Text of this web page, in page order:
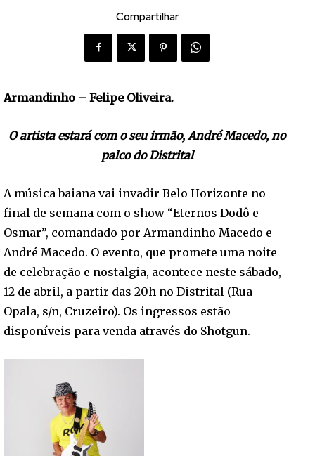
Compartilhar
Armandinho – Felipe Oliveira.
O artista estará com o seu irmão, André Macedo, no
palco do Distrital
A música baiana vai invadir Belo Horizonte no
final de semana com o show “Eternos Dodô e
Osmar”, comandado por Armandinho Macedo e
André Macedo. O evento, que promete uma noite
de celebração e nostalgia, acontece neste sábado,
12 de abril, a partir das 20h no Distrital (Rua
Opala, s/n, Cruzeiro). Os ingressos estão
disponíveis para venda através do Shotgun.